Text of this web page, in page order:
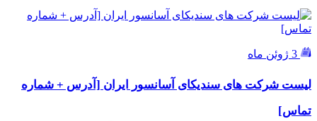
لیست شرکت های سندیکای آسانسور ایران [آدرس + شماره
تماس]